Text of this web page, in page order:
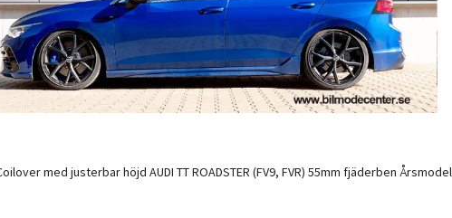
med justerbar höjd AUDI TT ROADSTER (FV9, FVR) 55mm fjäderben